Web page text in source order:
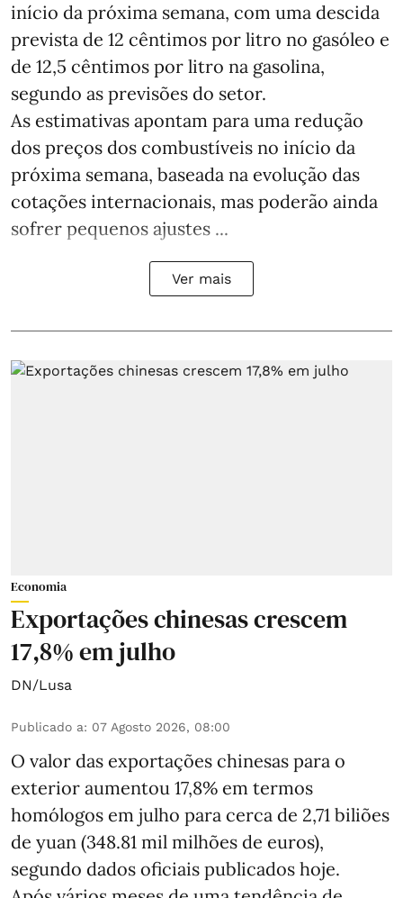
início da próxima semana, com uma descida
prevista de 12 cêntimos por litro no gasóleo e
de 12,5 cêntimos por litro na gasolina,
segundo as previsões do setor.
As estimativas apontam para uma redução
dos preços dos combustíveis no início da
próxima semana, baseada na evolução das
cotações internacionais, mas poderão ainda
sofrer pequenos ajustes ...
Ver mais
Economia
Exportações chinesas crescem
17,8% em julho
DN/Lusa
Publicado a: 07 Agosto 2026, 08:00
O valor das exportações chinesas para o
exterior aumentou 17,8% em termos
homólogos em julho para cerca de 2,71 biliões
de yuan (348.81 mil milhões de euros),
segundo dados oficiais publicados hoje.